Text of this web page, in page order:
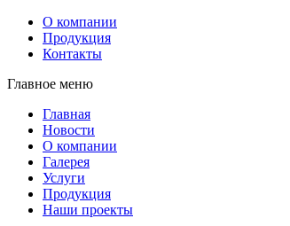
О компании
Продукция
Контакты
Главное меню
Главная
Новости
О компании
Галерея
Услуги
Продукция
Наши проекты